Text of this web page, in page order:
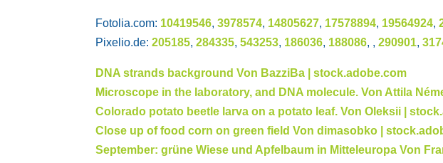
Fotolia.com: 10419546, 3978574, 14805627, 17578894, 19564924,
Pixelio.de: 205185, 284335, 543253, 186036, 188086, , 290901,
DNA strands background Von BazziBa | stock.adobe.com
Microscope in the laboratory, and DNA molecule. Von Attila
Colorado potato beetle larva on a potato leaf. Von Oleksii |
Close up of food corn on green field Von dimasobko |
September: grüne Wiese und Apfelbaum in Mitteleuropa Von